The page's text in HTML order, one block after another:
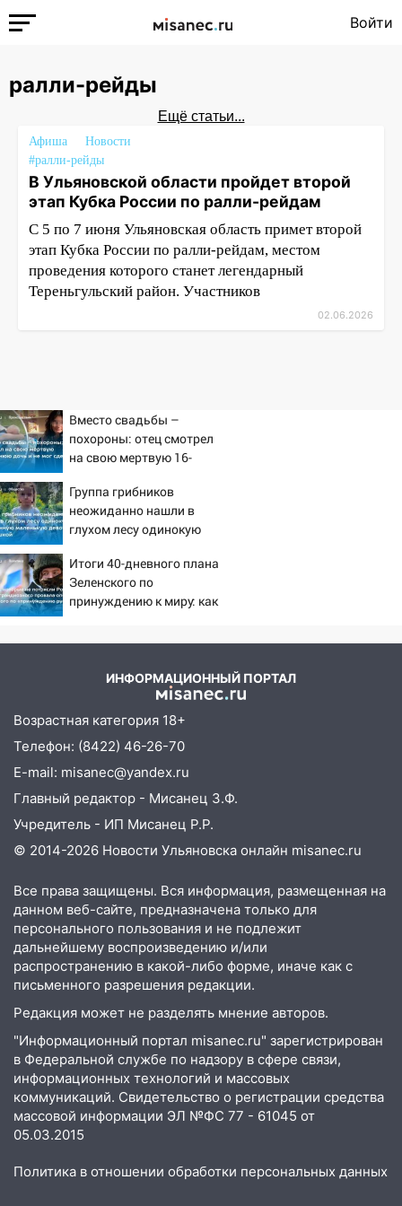
Войти
ралли-рейды
Ещё статьи...
Афиша
Новости
#ралли-рейды
В Ульяновской области пройдет второй
этап Кубка России по ралли-рейдам
С 5 по 7 июня Ульяновская область примет второй
этап Кубка России по ралли-рейдам, местом
проведения которого станет легендарный
Тереньгульский район. Участников
02.06.2026
Вместо свадьбы –
похороны: отец смотрел
на свою мертвую 16-
сдержать слезы
Группа грибников
неожиданно нашли в
глухом лесу одинокую
девочку с игрушкой
Итоги 40-дневного плана
Зеленского по
принуждению к миру: как
ИНФОРМАЦИОННЫЙ ПОРТАЛ
Возрастная категория 18+
Телефон: (8422) 46-26-70
E-mail: misanec@yandex.ru
Главный редактор - Мисанец З.Ф.
Учредитель - ИП Мисанец Р.Р.
© 2014-2026 Новости Ульяновска онлайн misanec.ru
Все права защищены. Вся информация, размещенная на
данном веб-сайте, предназначена только для
персонального пользования и не подлежит
дальнейшему воспроизведению и/или
распространению в какой-либо форме, иначе как с
письменного разрешения редакции.
Редакция может не разделять мнение авторов.
"Информационный портал misanec.ru" зарегистрирован
в Федеральной службе по надзору в сфере связи,
информационных технологий и массовых
коммуникаций. Свидетельство о регистрации средства
массовой информации ЭЛ №ФС 77 - 61045 от
05.03.2015
Политика в отношении обработки персональных данных